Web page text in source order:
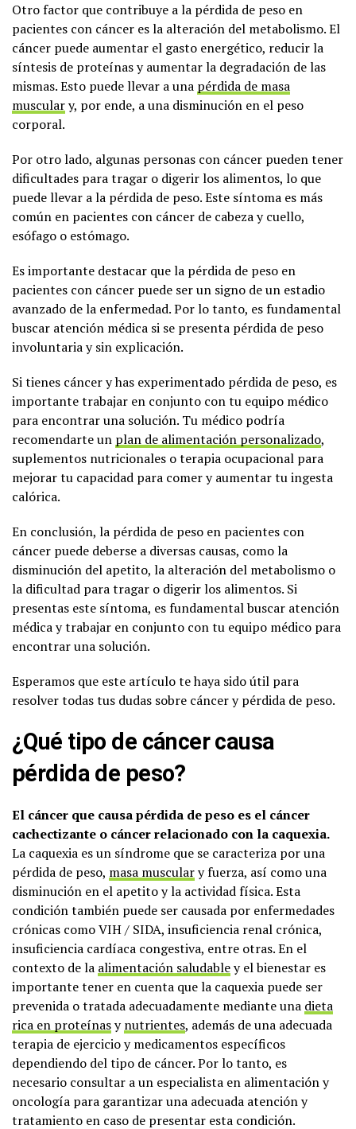
Otro factor que contribuye a la pérdida de peso en
pacientes con cáncer es la alteración del metabolismo. El
cáncer puede aumentar el gasto energético, reducir la
síntesis de proteínas y aumentar la degradación de las
mismas. Esto puede llevar a una pérdida de masa
musculary, por ende, a una disminución en el peso
corporal.
Por otro lado, algunas personas con cáncer pueden tener
dificultades para tragar o digerir los alimentos, lo que
puede llevar a la pérdida de peso. Este síntoma es más
común en pacientes con cáncer de cabeza y cuello,
esófago o estómago.
Es importante destacar que la pérdida de peso en
pacientes con cáncer puede ser un signo de un estadio
avanzado de la enfermedad. Por lo tanto, es fundamental
buscar atención médica si se presenta pérdida de peso
involuntaria y sin explicación.
Si tienes cáncer y has experimentado pérdida de peso, es
importante trabajar en conjunto con tu equipo médico
para encontrar una solución. Tu médico podría
recomendarte un plan de alimentación personalizado,
suplementos nutricionales o terapia ocupacional para
mejorar tu capacidad para comer y aumentar tu ingesta
calórica.
En conclusión, la pérdida de peso en pacientes con
cáncer puede deberse a diversas causas, como la
disminución del apetito, la alteración del metabolismo o
la dificultad para tragar o digerir los alimentos. Si
presentas este síntoma, es fundamental buscar atención
médica y trabajar en conjunto con tu equipo médico para
encontrar una solución.
Esperamos que este artículo te haya sido útil para
resolver todas tus dudas sobre cáncer y pérdida de peso.
¿Qué tipo de cáncer causa
pérdida de peso?
El cáncer que causa pérdida de peso es el cáncer
cachectizante o cáncer relacionado con la caquexia.
La caquexia es un síndrome que se caracteriza por una
pérdida de peso, masa musculary fuerza, así como una
disminución en el apetito y la actividad física. Esta
condición también puede ser causada por enfermedades
crónicas como VIH / SIDA, insuficiencia renal crónica,
insuficiencia cardíaca congestiva, entre otras. En el
contexto de la alimentación saludabley el bienestar es
importante tener en cuenta que la caquexia puede ser
prevenida o tratada adecuadamente mediante una dieta
rica en proteínasynutrientes, además de una adecuada
terapia de ejercicio y medicamentos específicos
dependiendo del tipo de cáncer. Por lo tanto, es
necesario consultar a un especialista en alimentación y
oncología para garantizar una adecuada atención y
tratamiento en caso de presentar esta condición.